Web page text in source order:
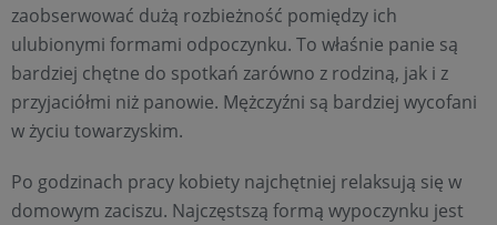
zaobserwować dużą rozbieżność pomiędzy ich
ulubionymi formami odpoczynku. To właśnie panie są
bardziej chętne do spotkań zarówno z rodziną, jak i z
przyjaciółmi niż panowie. Mężczyźni są bardziej wycofani
w życiu towarzyskim.
Po godzinach pracy kobiety najchętniej relaksują się w
domowym zaciszu. Najczęstszą formą wypoczynku jest